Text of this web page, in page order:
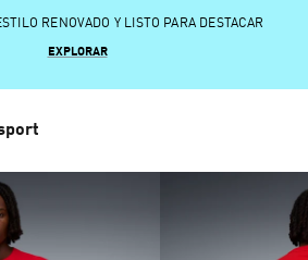
RENOVADO Y LISTO PARA DESTACAR
EXPLORAR